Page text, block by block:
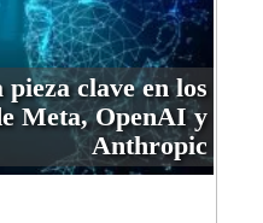
clave en los
Meta, OpenAI y
Anthropic